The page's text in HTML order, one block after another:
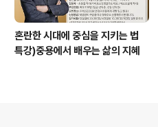
혼란한 시대에 중심을 지키는 법
특강)중용에서 배우는 삶의 지혜